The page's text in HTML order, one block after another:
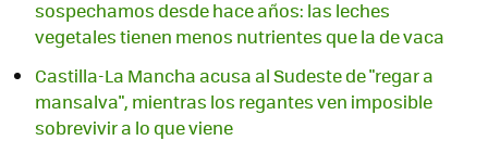
sospechamos desde hace años: las leches
vegetales tienen menos nutrientes que la de vaca
Castilla-La Mancha acusa al Sudeste de "regar a
mansalva", mientras los regantes ven imposible
sobrevivir a lo que viene